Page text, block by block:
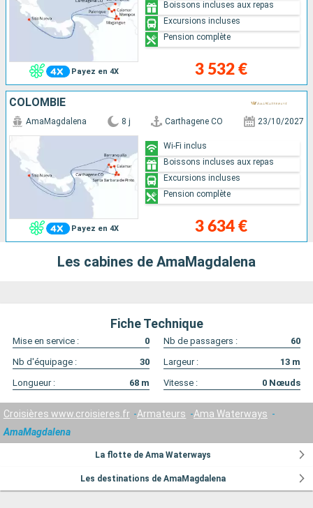
Payez en 4X 3 532 €
Boissons incluses aux repas
Excursions incluses
Pension complète
COLOMBIE
Payez en 4X
AmaMagdalena 8 j Carthagene CO 23/10/2027
3 634 €
Wi-Fi inclus
Boissons incluses aux repas
Excursions incluses
Pension complète
Les cabines de AmaMagdalena
Fiche Technique
Mise en service : 0 Nb de passagers :
60
Nb d'équipage :
30 Largeur : 13 m
Longueur :
68 m Vitesse : 0 Nœuds
Croisières www.croisieres.fr Armateurs
Ama Waterways
AmaMagdalena
La flotte de Ama Waterways
Les destinations de AmaMagdalena